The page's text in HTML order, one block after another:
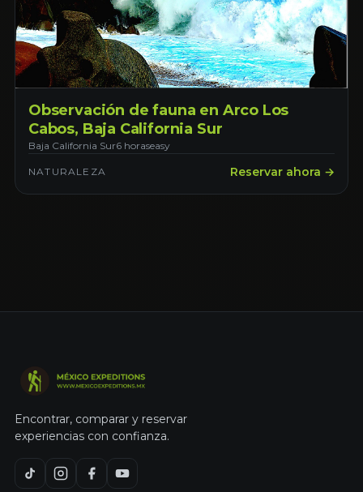
Observación de fauna en Arco Los
Cabos, Baja California Sur
Baja California Sur6 horaseasy
NATURALEZA Reservar ahora →
Encontrar, comparar y reservar
experiencias con confianza.